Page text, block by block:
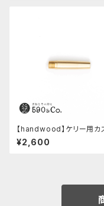
【handwood】ケリー用カ
後軸 (真鍮)
¥2,600